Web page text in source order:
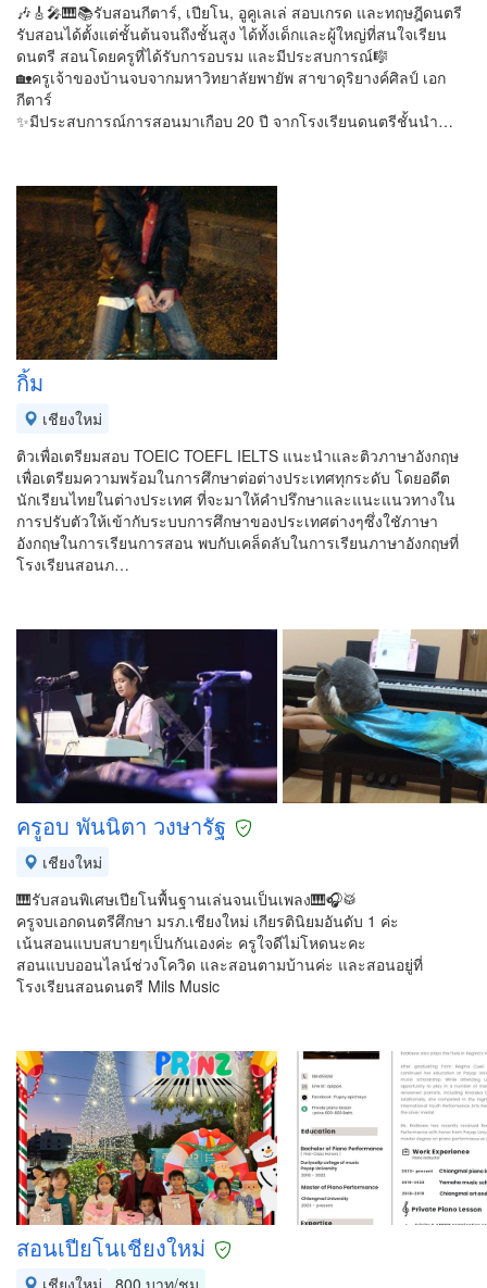
🎶🎸🎤🎹📚รับสอนกีตาร์, เปียโน, อูคูเลเล่ สอบเกรด และทฤษฎีดนตรี
รับสอนได้ตั้งแต่ชั้นต้นจนถึงชั้นสูง ได้ทั้งเด็กและผู้ใหญ่ที่สนใจเรียน
ดนตรี สอนโดยครูที่ได้รับการอบรม และมีประสบการณ์🎼
🏡ครูเจ้าของบ้านจบจากมหาวิทยาลัยพายัพ สาขาดุริยางค์ศิลป์ เอก
กีตาร์
✨มีประสบการณ์การสอนมาเกือบ 20 ปี จากโรงเรียนดนตรีชั้นนำ…
กิ้ม
เชียงใหม่
ติวเพื่อเตรียมสอบ TOEIC TOEFL IELTS แนะนำและติวภาษาอังกฤษ
เพื่อเตรียมความพร้อมในการศึกษาต่อต่างประเทศทุกระดับ โดยอดีต
นักเรียนไทยในต่างประเทศ ที่จะมาให้คำปรึกษาและแนะแนวทางใน
การปรับตัวให้เข้ากับระบบการศึกษาของประเทศต่างๆซึ่งใชัภาษา
อังกฤษในการเรียนการสอน พบกับเคล็ดลับในการเรียนภาษาอังกฤษที่
โรงเรียนสอนภ…
ครูอบ พันนิตา วงษารัฐ
เชียงใหม่
🎹รับสอนพิเศษเปียโนพื้นฐานเล่นจนเป็นเพลง🎹🎧🥁
ครูจบเอกดนตรีศึกษา มรภ.เชียงใหม่ เกียรตินิยมอันดับ 1 ค่ะ
เน้นสอนแบบสบายๆเป็นกันเองค่ะ ครูใจดีไม่โหดนะคะ
สอนแบบออนไลน์ช่วงโควิด และสอนตามบ้านค่ะ และสอนอยู่ที่
โรงเรียนสอนดนตรี Mils Music
สอนเปียโนเชียงใหม่
เชียงใหม่ 800 บาท/ชม